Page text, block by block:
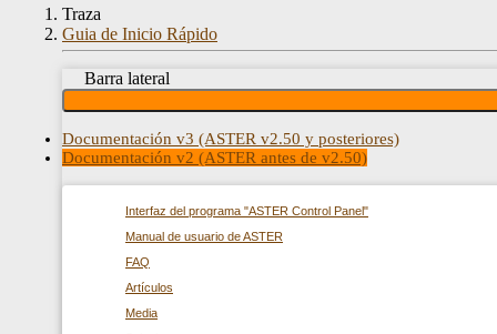
Traza
Guia de Inicio Rápido
Barra lateral
Documentación v3 (ASTER v2.50 y posteriores)
Documentación v2 (ASTER antes de v2.50)
Interfaz del programa "ASTER Control Panel"
Manual de usuario de ASTER
FAQ
Artículos
Media